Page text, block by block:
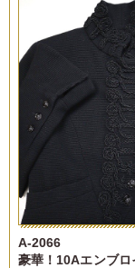
A-2066
豪華！10Aエンブロ